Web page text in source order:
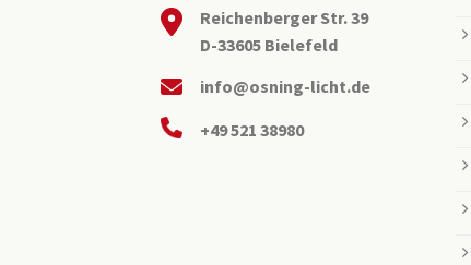
Reichenberger Str. 39
D-33605 Bielefeld
info@osning-licht.de
+49 521 38980